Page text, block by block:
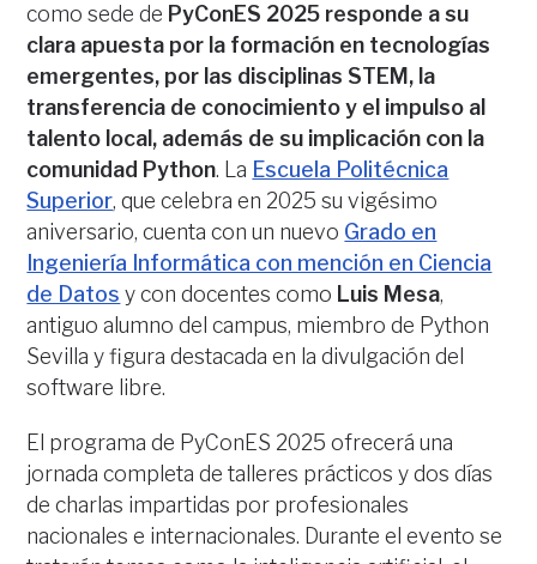
como sede de PyConES 2025 responde a su
clara apuesta por la formación en tecnologías
emergentes, por las disciplinas STEM, la
transferencia de conocimiento y el impulso al
talento local, además de su implicación con la
comunidad Python. La Escuela Politécnica
Superior, que celebra en 2025 su vigésimo
aniversario, cuenta con un nuevo Grado en
Ingeniería Informática con mención en Ciencia
de Datos y con docentes como Luis Mesa,
antiguo alumno del campus, miembro de Python
Sevilla y figura destacada en la divulgación del
software libre.
El programa de PyConES 2025 ofrecerá una
jornada completa de talleres prácticos y dos días
de charlas impartidas por profesionales
nacionales e internacionales. Durante el evento se